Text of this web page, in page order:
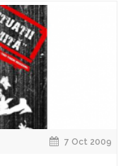
7 Oct 2009